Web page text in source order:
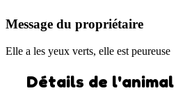
Message du propriétaire
Elle a les yeux verts, elle est peureuse
Détails de l'animal